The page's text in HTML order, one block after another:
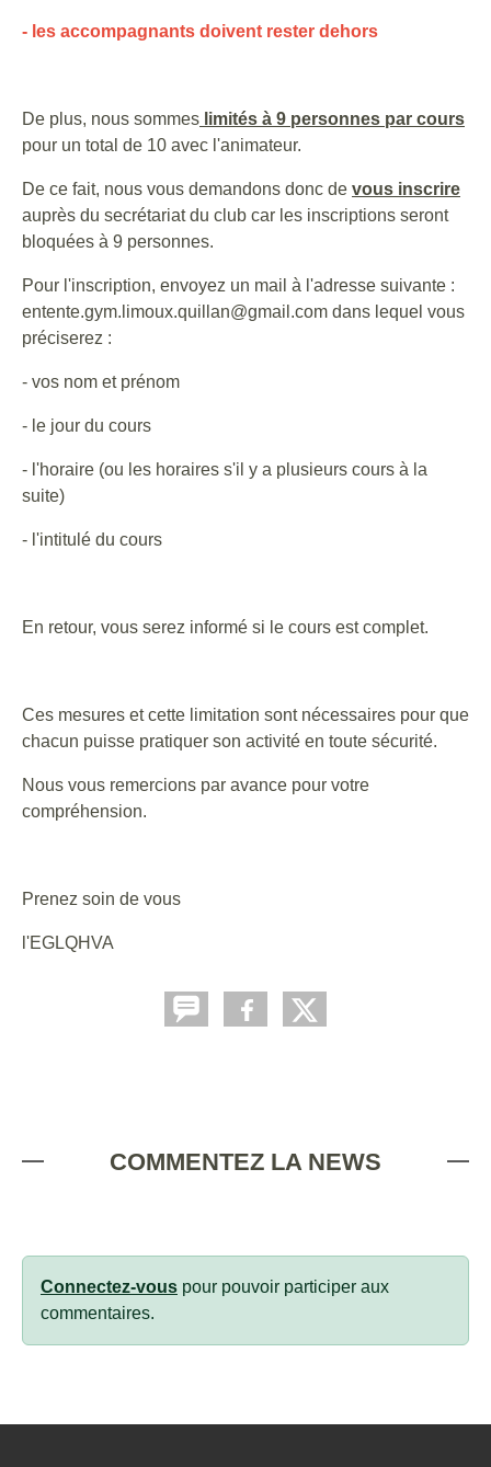
- les accompagnants doivent rester dehors
De plus, nous sommes limités à 9 personnes par cours
pour un total de 10 avec l'animateur.
De ce fait, nous vous demandons donc de vous inscrire
auprès du secrétariat du club car les inscriptions seront
bloquées à 9 personnes.
Pour l'inscription, envoyez un mail à l'adresse suivante :
entente.gym.limoux.quillan@gmail.com dans lequel vous
préciserez :
- vos nom et prénom
- le jour du cours
- l'horaire (ou les horaires s'il y a plusieurs cours à la
suite)
- l'intitulé du cours
En retour, vous serez informé si le cours est complet.
Ces mesures et cette limitation sont nécessaires pour que
chacun puisse pratiquer son activité en toute sécurité.
Nous vous remercions par avance pour votre
compréhension.
Prenez soin de vous
l'EGLQHVA
COMMENTEZ LA NEWS
Connectez-vous pour pouvoir participer aux
commentaires.